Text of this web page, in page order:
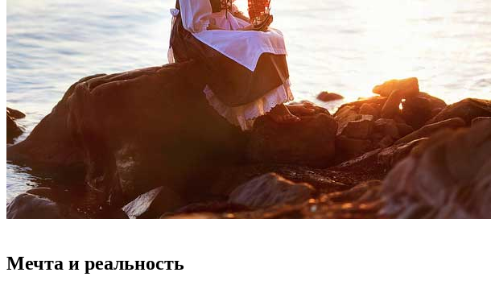
Мечта и реальность